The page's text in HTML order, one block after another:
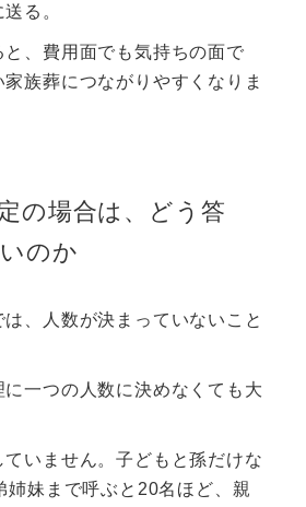
る。
と、費用面でも気持ちの面で
族葬につながりやすくなりま
の場合は、どう答
のか
、人数が決まっていないこと
一つの人数に決めなくても大
ていません。子どもと孫だけな
姉妹まで呼ぶと20名ほど、親